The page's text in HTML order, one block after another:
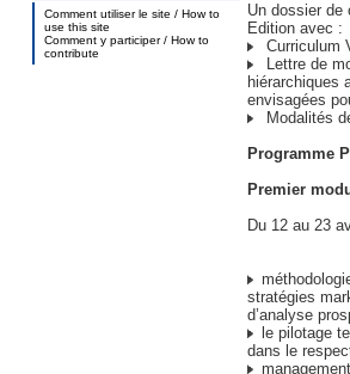
Comment utiliser le site / How to
use this site
Comment y participer / How to
contribute
Un dossier de
Edition avec :
Curriculum
Lettre de
hiérarchiques
envisagées
Modalités
Programme
Premier
Du 12 au 23
stratégies
d’analyse
le pilotage
dans le